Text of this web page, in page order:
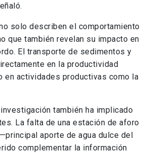
solo describen el comportamiento
que también revelan su impacto en
El transporte de sedimentos y
en la productividad
en actividades productivas como la
también ha implicado
La falta de una estación de aforo
aporte de agua dulce del
complementar la información